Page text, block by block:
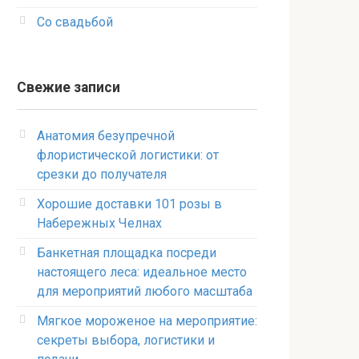
Со свадьбой
Свежие записи
Анатомия безупречной
флористической логистики: от
срезки до получателя
Хорошие доставки 101 розы в
Набережных Челнах
Банкетная площадка посреди
настоящего леса: идеальное место
для мероприятий любого масштаба
Мягкое мороженое на мероприятие:
секреты выбора, логистики и